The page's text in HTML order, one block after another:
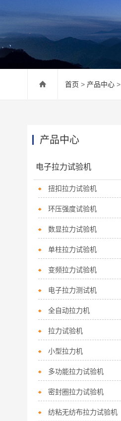
首页 > 产品中心 >
产品中心
电子拉力试验机
扭扣拉力试验机
环压强度试验机
数显拉力试验机
单柱拉力试验机
变频拉力试验机
电子拉力测试机
全自动拉力机
拉力试验机
小型拉力机
多功能拉力试验机
密封圈拉力试验机
纺粘无纺布拉力试验机